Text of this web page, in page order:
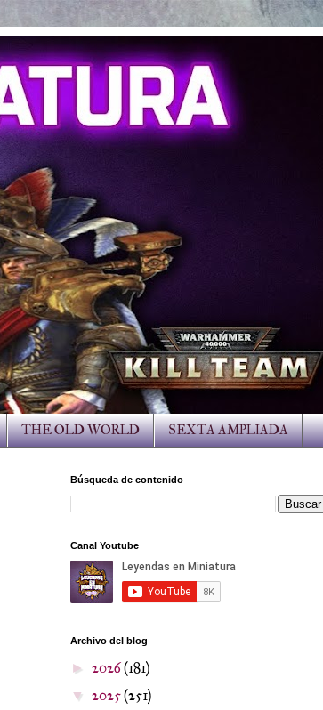
THE OLD WORLD SEXTA AMPLIADA
Búsqueda de contenido
Canal Youtube
Archivo del blog
► 2026(181)
▼ 2025(251)